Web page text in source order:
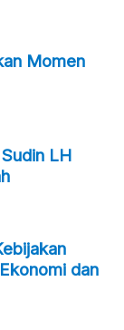
Momen
LH
dan